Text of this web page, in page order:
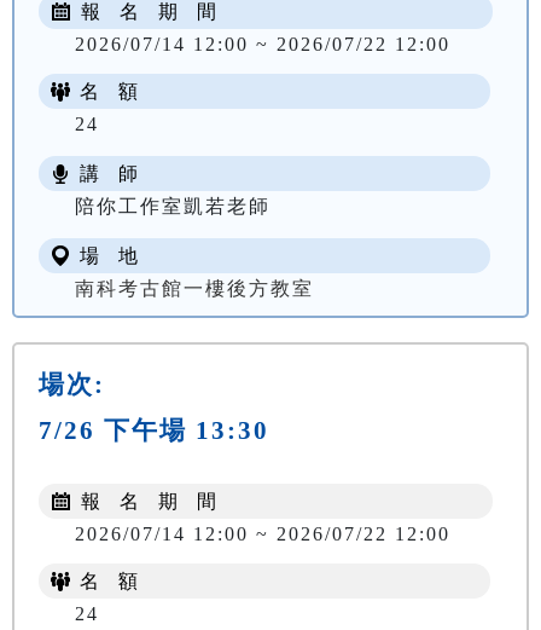
報 名 期 間
2026/07/14 12:00 ~ 2026/07/22 12:00
名 額
24
講 師
陪你工作室凱若老師
場 地
南科考古館一樓後方教室
場次:
7/26 下午場 13:30
報 名 期 間
2026/07/14 12:00 ~ 2026/07/22 12:00
名 額
24